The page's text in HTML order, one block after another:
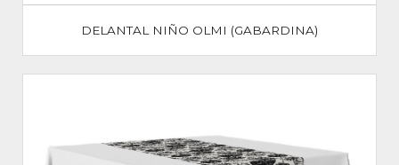
DELANTAL NIÑO OLMI (GABARDINA)